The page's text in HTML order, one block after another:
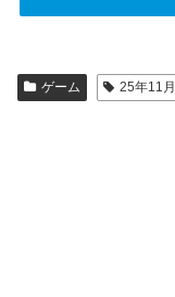
ゲーム 25年11月